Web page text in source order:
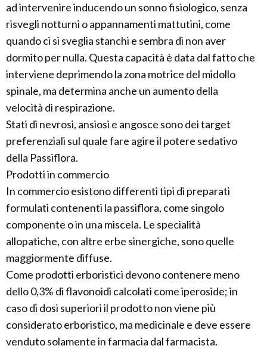
ad intervenire inducendo un sonno fisiologico, senza
risvegli notturni o appannamenti mattutini, come
quando ci si sveglia stanchi e sembra di non aver
dormito per nulla. Questa capacità è data dal fatto che
interviene deprimendo la zona motrice del midollo
spinale, ma determina anche un aumento della
velocità di respirazione.
Stati di nevrosi, ansiosi e angosce sono dei target
preferenziali sul quale fare agire il potere sedativo
della Passiflora.
Prodotti in commercio
In commercio esistono differenti tipi di preparati
formulati contenenti la passiflora, come singolo
componente o in una miscela. Le specialità
allopatiche, con altre erbe sinergiche, sono quelle
maggiormente diffuse.
Come prodotti erboristici devono contenere meno
dello 0,3% di flavonoidi calcolati come iperoside; in
caso di dosi superiori il prodotto non viene più
considerato erboristico, ma medicinale e deve essere
venduto solamente in farmacia dal farmacista.